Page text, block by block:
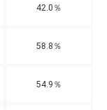
42.0％
58.8％
54.9％